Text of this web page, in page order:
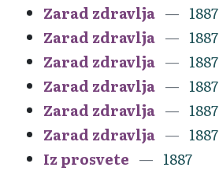
Zarad zdravlja
1887
Zarad zdravlja
1887
Zarad zdravlja
1887
Zarad zdravlja
1887
Zarad zdravlja
1887
Zarad zdravlja
1887
Iz prosvete
1887